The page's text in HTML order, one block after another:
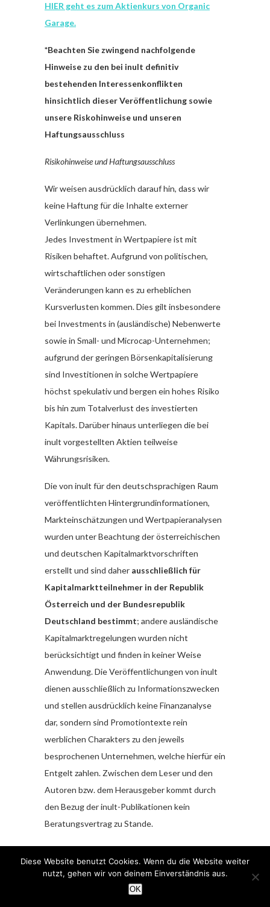
HIER geht es zum Aktienkurs von Organic
Garage.
*Beachten Sie zwingend nachfolgende
Hinweise zu den bei inult definitiv
bestehenden Interessenkonflikten
hinsichtlich dieser Veröffentlichung sowie
unsere Riskohinweise und unseren
Haftungsausschluss
Risikohinweise und Haftungsausschluss
Wir weisen ausdrücklich darauf hin, dass wir
keine Haftung für die Inhalte externer
Verlinkungen übernehmen.
Jedes Investment in Wertpapiere ist mit
Risiken behaftet. Aufgrund von politischen,
wirtschaftlichen oder sonstigen
Veränderungen kann es zu erheblichen
Kursverlusten kommen. Dies gilt insbesondere
bei Investments in (ausländische) Nebenwerte
sowie in Small- und Microcap-Unternehmen;
aufgrund der geringen Börsenkapitalisierung
sind Investitionen in solche Wertpapiere
höchst spekulativ und bergen ein hohes Risiko
bis hin zum Totalverlust des investierten
Kapitals. Darüber hinaus unterliegen die bei
inult vorgestellten Aktien teilweise
Währungsrisiken.
Die von inult für den deutschsprachigen Raum
veröffentlichten Hintergrundinformationen,
Markteinschätzungen und Wertpapieranalysen
wurden unter Beachtung der österreichischen
und deutschen Kapitalmarktvorschriften
erstellt und sind daher ausschließlich für
Kapitalmarktteilnehmer in der Republik
Österreich und der Bundesrepublik
Deutschland bestimmt; andere ausländische
Kapitalmarktregelungen wurden nicht
berücksichtigt und finden in keiner Weise
Anwendung. Die Veröffentlichungen von inult
dienen ausschließlich zu Informationszwecken
und stellen ausdrücklich keine Finanzanalyse
dar, sondern sind Promotiontexte rein
werblichen Charakters zu den jeweils
besprochenen Unternehmen, welche hierfür ein
Entgelt zahlen. Zwischen dem Leser und den
Autoren bzw. dem Herausgeber kommt durch
den Bezug der inult-Publikationen kein
Beratungsvertrag zu Stande.
weder eine Aufforderung noch ein Angebot
oder eine Empfehlung zum Erwerb oder Verkauf
Diese Website benutzt Cookies. Wenn du die Website weiter
nutzt, gehen wir von deinem Einverständnis aus.
OK